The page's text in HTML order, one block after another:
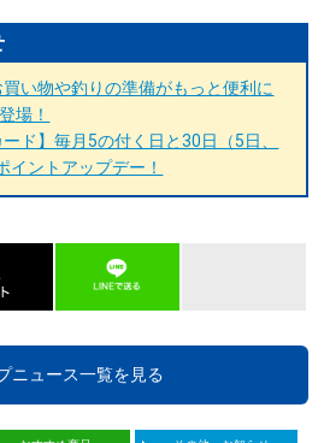
買い物や釣りの準備がもっと便利に
場！
ド】毎月5の付く日と30日（5日、
イントアップデー！
ニュース一覧を見る